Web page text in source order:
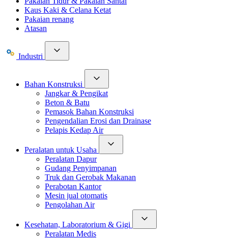
Kaus Kaki & Celana Ketat
Pakaian renang
Atasan
Industri
Bahan Konstruksi
Jangkar & Pengikat
Beton & Batu
Pemasok Bahan Konstruksi
Pengendalian Erosi dan Drainase
Pelapis Kedap Air
Peralatan untuk Usaha
Peralatan Dapur
Gudang Penyimpanan
Truk dan Gerobak Makanan
Perabotan Kantor
Mesin jual otomatis
Pengolahan Air
Kesehatan, Laboratorium & Gigi
Peralatan Medis